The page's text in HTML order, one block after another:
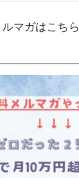
マガはこちら